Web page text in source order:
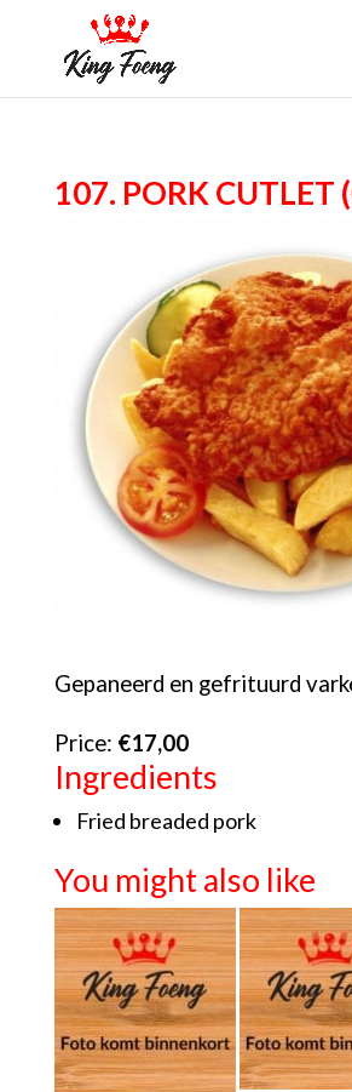
107. Pork
Gepaneerd en gefrituurd
Price: €17,00
Ingredients
Fried breaded pork
You might also like